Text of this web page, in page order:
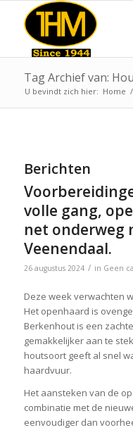
Tag Archief van:
U bevindt zich hier: Home /
Berichten
volle gang,
net onderweg
Veenendaal.
26 augustus 2024 / in Geen
Deze week verwachten
Het openhaard is
Berkenhout is een
gemakkelijker aan te
houtsoort geeft al snel
haardvuur.
Het aansteken van de
combinatie met de
eenvoudiger dan